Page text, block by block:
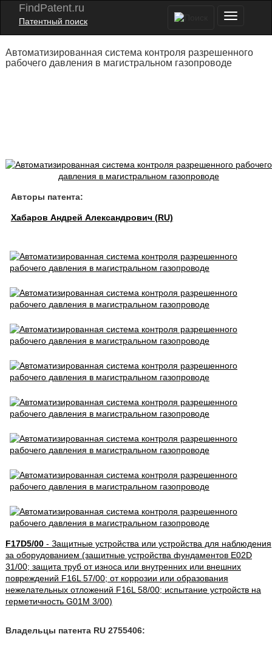
FindPatent.ru
Патентный поиск
Автоматизированная система контроля разрешенного
рабочего давления в магистральном газопроводе
Авторы патента:
Хабаров Андрей Александрович (RU)
F17D5/00- Защитные устройства или устройства для наблюдения
за оборудованием (защитные устройства фундаментов E02D
31/00; защита труб от износа или внутренних или внешних
повреждений F16L 57/00; от коррозии или образования
нежелательных отложений F16L 58/00; испытание устройств на
герметичность G01M 3/00)
Владельцы патента RU 2755406: